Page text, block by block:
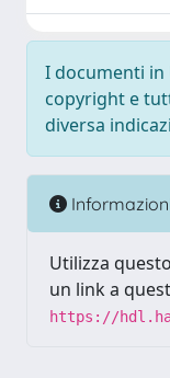
I documenti in
copyright e
diversa
Utilizza
un link a
https://